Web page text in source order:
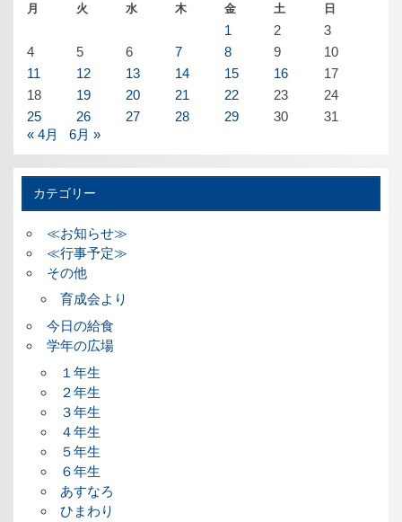
月 火 水 木 金 土 日
1 2
3
4
5 6 7 8 9
10
11
12 13 14 15 16
17
18
19 20 21 22 23
24
25
26 27 28 29 30
31
« 4月
6月 »
カテゴリー
≪お知らせ≫
≪行事予定≫
その他
育成会より
今日の給食
学年の広場
１年生
２年生
３年生
４年生
５年生
６年生
あすなろ
ひまわり